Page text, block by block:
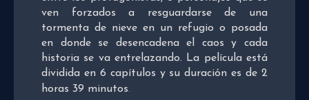
ven forzados a resguardarse de una
tormenta de nieve en un refugio o posada
en donde se desencadena el caos y cada
historia se va entrelazando. La película está
dividida en 6 capítulos y su duración es de 2
horas 39 minutos.